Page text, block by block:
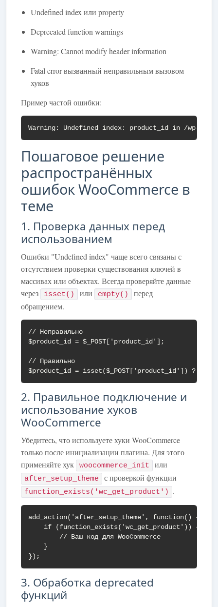
Undefined index или property
Deprecated function warnings
Warning: Cannot modify header information
Fatal error вызванный неправильным вызовом
хуков
Пример частой ошибки:
Warning: Undefined index: product_id in /wp-
Пошаговое решение
распространённых
ошибок WooCommerce в
теме
1. Проверка данных перед
использованием
Ошибки "Undefined index" чаще всего связаны с
отсутствием проверки существования ключей в
массивах или объектах. Всегда проверяйте данные
через
isset() или empty()
перед
обращением.
// Неправильно
$product_id = $_POST['product_id'];
// Правильно
$product_id = isset($_POST['product_id']) ?
2. Правильное подключение и
использование хуков
WooCommerce
Убедитесь, что используете хуки WooCommerce
только после инициализации плагина. Для этого
применяйте хук
woocommerce_init или
after_setup_theme с проверкой функции
function_exists('wc_get_product') .
add_action('after_setup_theme', function() {
    if (function_exists('wc_get_product')) {
        // Ваш код для WooCommerce
    }
});
3. Обработка deprecated
функций